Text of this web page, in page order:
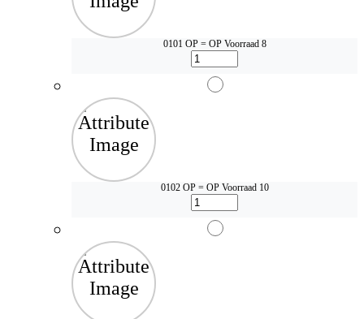
0101 OP = OP Voorraad 8
0102 OP = OP Voorraad 10